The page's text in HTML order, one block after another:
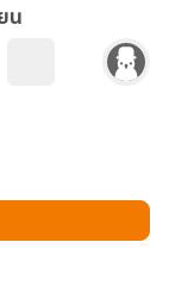
น